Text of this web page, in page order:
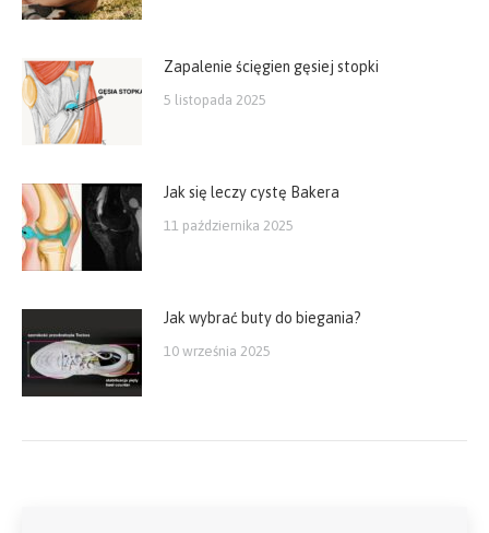
Zapalenie ścięgien gęsiej stopki
5 listopada 2025
Jak się leczy cystę Bakera
11 października 2025
Jak wybrać buty do biegania?
10 września 2025